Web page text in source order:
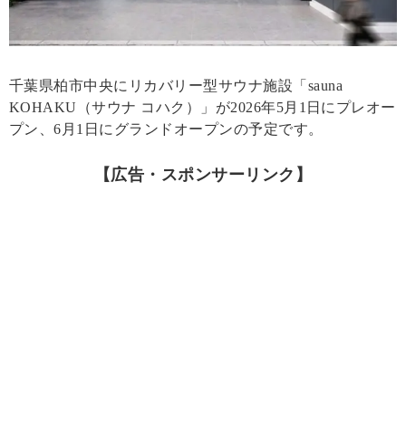
千葉県柏市中央にリカバリー型サウナ施設「sauna
KOHAKU（サウナ コハク）」が2026年5月1日にプレオー
プン、6月1日にグランドオープンの予定です。
【広告・スポンサーリンク】